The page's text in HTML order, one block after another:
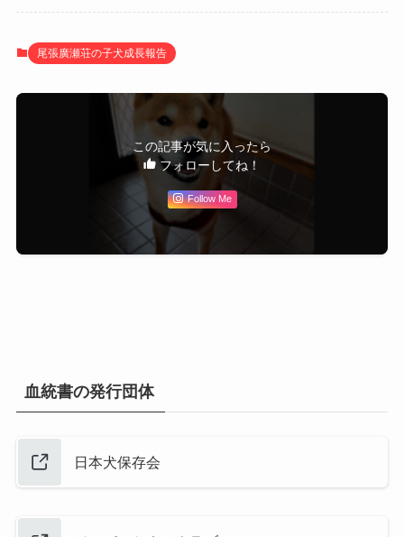
尾張廣瀬荘の子犬成長報告
この記事が気に入ったら
フォローしてね！
Follow Me
血統書の発行団体
日本犬保存会